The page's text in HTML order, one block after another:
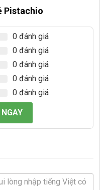
Pistachio
0 đánh giá
0 đánh giá
0 đánh giá
0 đánh giá
0 đánh giá